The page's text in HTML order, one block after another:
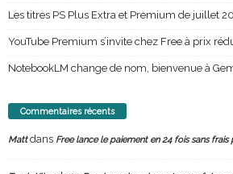
Les titres PS Plus Extra et Premium de juillet
YouTube Premium s’invite chez Free à prix
NotebookLM change de nom, bienvenue à
Commentaires récents
Mattdans Free lance le paiement en 24 fois sans frais